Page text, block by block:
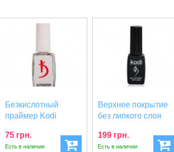
Безкислотный
праймер Kodi
Ultrabond,...
75 грн.
Есть в наличии
Верхнее покрытие
без липкого слоя
199 грн.
Есть в наличии